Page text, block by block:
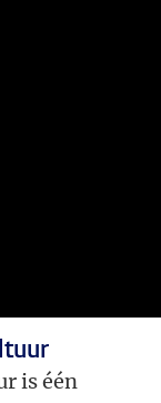
is één